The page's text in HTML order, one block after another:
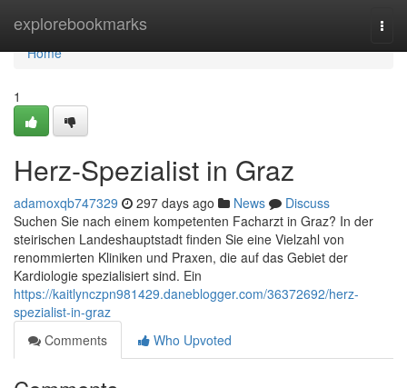
explorebookmarks
Home
Home
1
Herz-Spezialist in Graz
adamoxqb747329 297 days ago News
Discuss
Suchen Sie nach einem kompetenten Facharzt in Graz? In der
steirischen Landeshauptstadt finden Sie eine Vielzahl von
renommierten Kliniken und Praxen, die auf das Gebiet der
Kardiologie spezialisiert sind. Ein
https://kaitlynczpn981429.daneblogger.com/36372692/herz-
spezialist-in-graz
Comments
Who Upvoted